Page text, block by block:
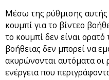
Μέσω της ρύθμισης αυτής
κουμπί για το βίντεο
το κουμπί δεν είναι ορατό
βοήθειας δεν μπορεί να
ακυρώνονται αυτόματα οι
ενέργεια που